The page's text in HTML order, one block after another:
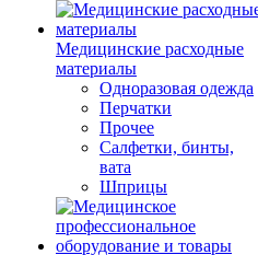
Медицинские расходные
материалы
Одноразовая одежда
Перчатки
Прочее
Салфетки, бинты,
вата
Шприцы